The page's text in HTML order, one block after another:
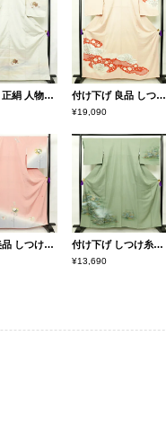
付け下げ 正絹 人物・動物柄 袷仕立て 身丈165.5cm 裄丈67cm 共八掛 金彩 フォーマル 着物 白 付け下げ 良品 しつけ糸付き 絞り 一つ紋付き 正絹 花柄 袷仕立て 身丈162cm 裄丈65cm ピンク
¥19,090
訪問着 美品 しつけ糸付き 落款入り 縮緬 正絹 花柄 袷仕立て 身丈163cm 裄丈67.5cm 共八掛 ピンク 付け下げ しつけ糸付き 正絹 風景柄 袷仕立て 身丈159cm 裄丈68cm 箔 緑・うぐいす色
¥13,690